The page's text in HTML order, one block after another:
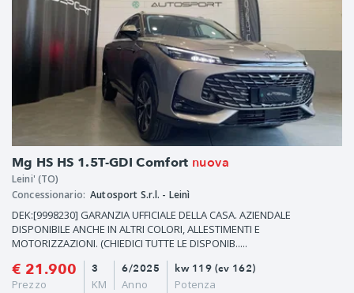
Mg HS HS 1.5T-GDI Comfort nuova
Leini' (TO)
Concessionario: Autosport S.r.l. - Leinì
DEK:[9998230] GARANZIA UFFICIALE DELLA CASA. AZIENDALE
DISPONIBILE ANCHE IN ALTRI COLORI, ALLESTIMENTI E
MOTORIZZAZIONI. (CHIEDICI TUTTE LE DISPONIB.....
€ 21.900
Prezzo
6/2025
Anno
3
KM
kw 119 (cv 162)
Potenza